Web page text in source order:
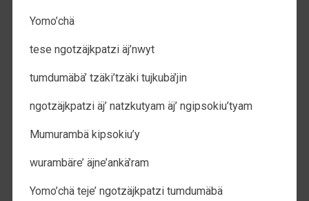
Yomo’chä
tese ngotzäjkpatzi äj’nwyt
tumdumäbä’ tzäki’tzäki tujkubä’jin
ngotzäjkpatzi äj’ natzkutyam äj’ ngipsokiu’tyam
Mumurambä kipsokiu’y
wurambäre’ äjne’ankä’ram
Yomo’chä teje’ ngotzäjkpatzi tumdumäbä